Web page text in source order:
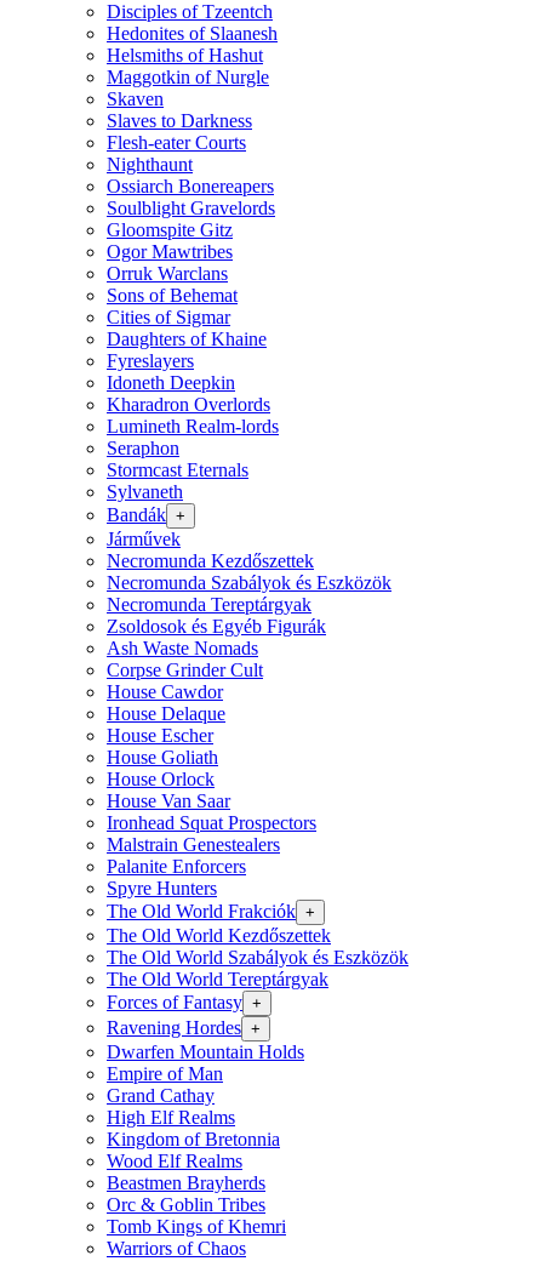
Disciples of Tzeentch
Hedonites of Slaanesh
Helsmiths of Hashut
Maggotkin of Nurgle
Skaven
Slaves to Darkness
Flesh-eater Courts
Nighthaunt
Ossiarch Bonereapers
Soulblight Gravelords
Gloomspite Gitz
Ogor Mawtribes
Orruk Warclans
Sons of Behemat
Cities of Sigmar
Daughters of Khaine
Fyreslayers
Idoneth Deepkin
Kharadron Overlords
Lumineth Realm-lords
Seraphon
Stormcast Eternals
Sylvaneth
Bandák +
Járművek
Necromunda Kezdőszettek
Necromunda Szabályok és Eszközök
Necromunda Tereptárgyak
Zsoldosok és Egyéb Figurák
Ash Waste Nomads
Corpse Grinder Cult
House Cawdor
House Delaque
House Escher
House Goliath
House Orlock
House Van Saar
Ironhead Squat Prospectors
Malstrain Genestealers
Palanite Enforcers
Spyre Hunters
The Old World Frakciók +
The Old World Kezdőszettek
The Old World Szabályok és Eszközök
The Old World Tereptárgyak
Forces of Fantasy +
Ravening Hordes +
Dwarfen Mountain Holds
Empire of Man
Grand Cathay
High Elf Realms
Kingdom of Bretonnia
Wood Elf Realms
Beastmen Brayherds
Orc & Goblin Tribes
Tomb Kings of Khemri
Warriors of Chaos